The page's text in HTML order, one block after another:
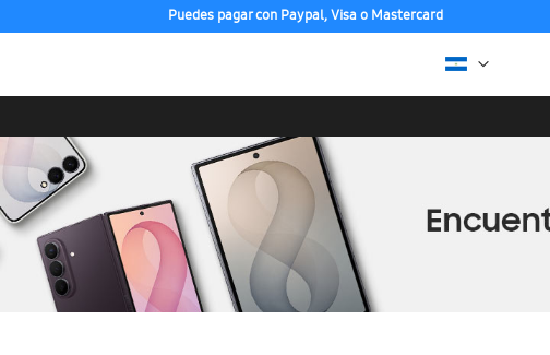
Puedes pagar con Paypal, Visa o Mastercard